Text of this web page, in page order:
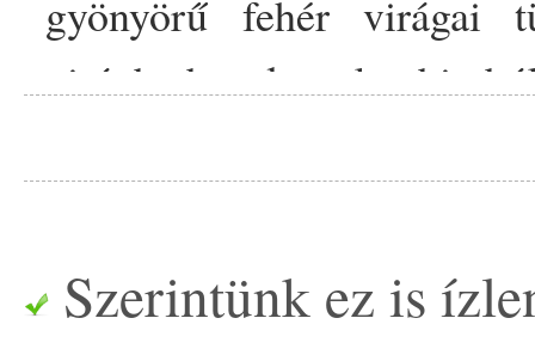
gyönyörű fehér virágai
virágba borul, csak a
gyorsaságra törekszem.
Szerintünk ez is